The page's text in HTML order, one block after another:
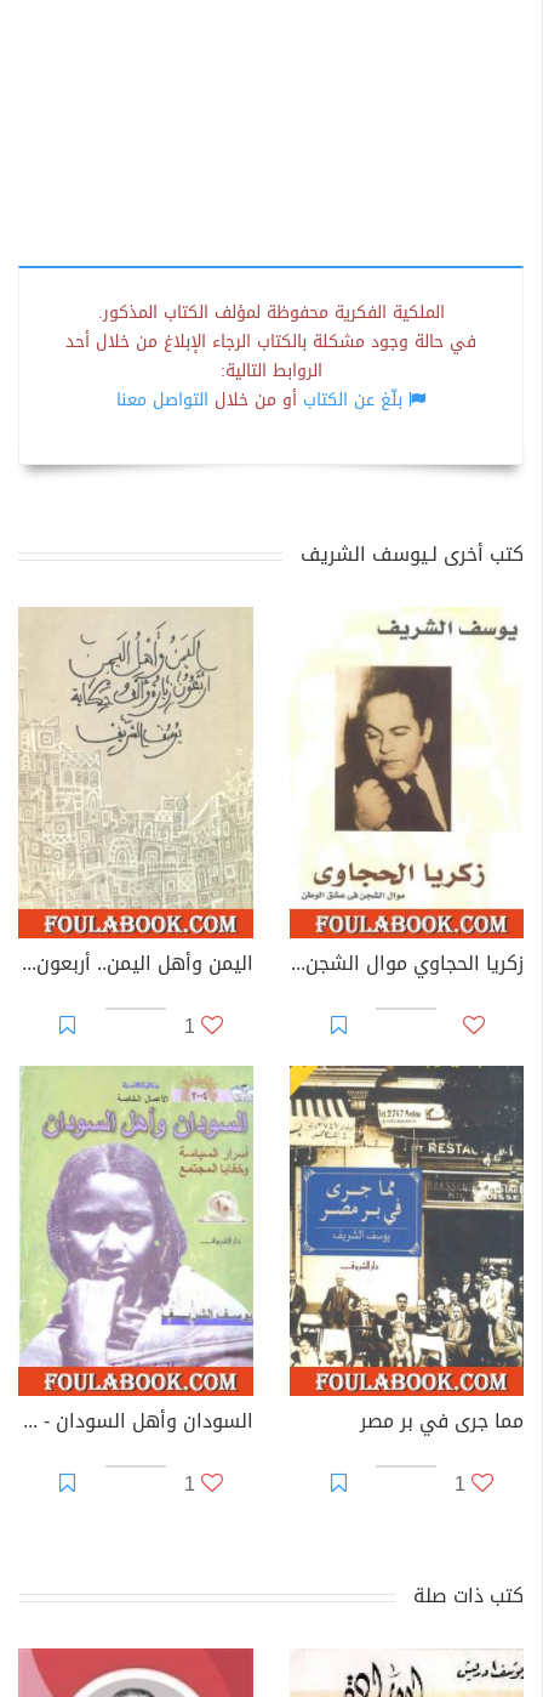
الملكية الفكرية محفوظة لمؤلف الكتاب المذكور.
في حالة وجود مشكلة بالكتاب الرجاء الإبلاغ من خلال أحد
الروابط التالية:
بلّغ عن الكتاب أو من خلال التواصل معنا
كتب أخرى لـيوسف الشريف
زكريا الحجاوي موال الشجن في عشق الوطن
اليمن وأهل اليمن.. أربعون زيارة وألف حكاية
1
مما جرى في بر مصر
1
السودان وأهل السودان - أسرار السياسة وخفايا المجتمع
1
كتب ذات صلة